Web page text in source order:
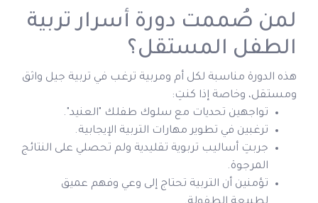
لمن صُممت دورة أسرار تربية
الطفل المستقل؟
هذه الدورة مناسبة لكل أم ومربية ترغب في تربية جيل واثق
ومستقل، وخاصة إذا كنتِ:
تواجهين تحديات مع سلوك طفلك "العنيد".
ترغبين في تطوير مهارات التربية الإيجابية.
جربتِ أساليب تربوية تقليدية ولم تحصلي على النتائج
المرجوة.
تؤمنين أن التربية تحتاج إلى وعي وفهم عميق